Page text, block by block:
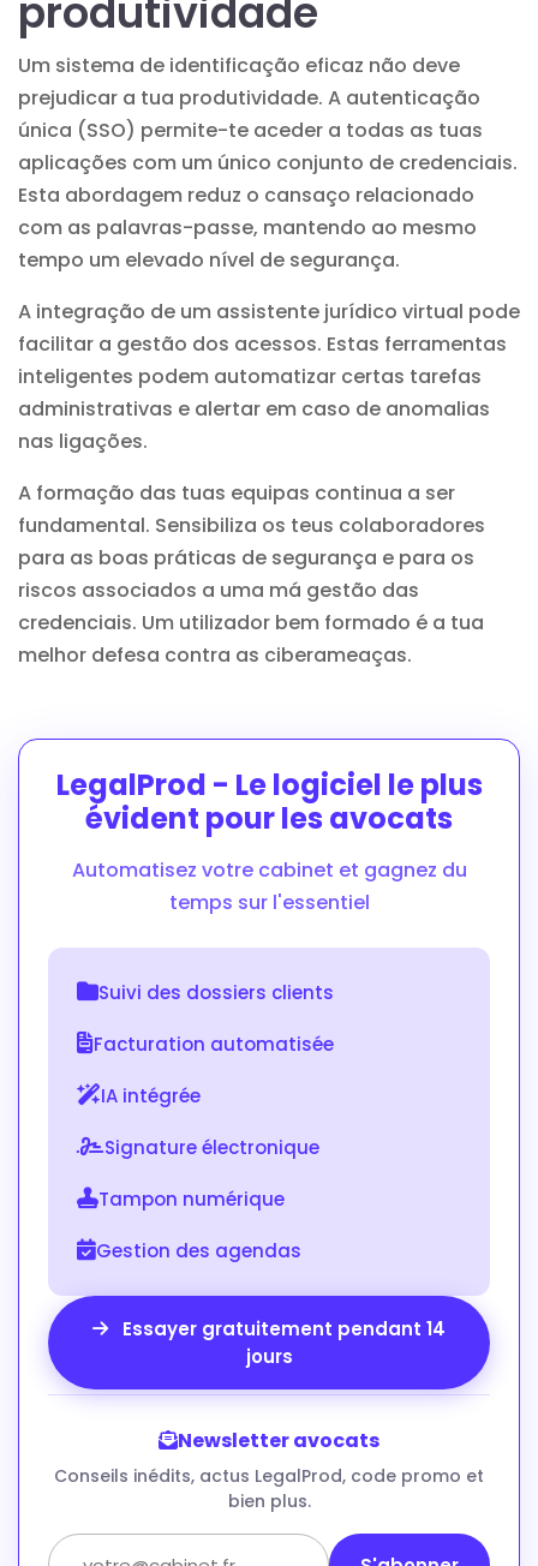
produtividade
Um sistema de identificação eficaz não deve
prejudicar a tua produtividade. A autenticação
única (SSO) permite-te aceder a todas as tuas
aplicações com um único conjunto de credenciais.
Esta abordagem reduz o cansaço relacionado
com as palavras-passe, mantendo ao mesmo
tempo um elevado nível de segurança.
A integração de um assistente jurídico virtual pode
facilitar a gestão dos acessos. Estas ferramentas
inteligentes podem automatizar certas tarefas
administrativas e alertar em caso de anomalias
nas ligações.
A formação das tuas equipas continua a ser
fundamental. Sensibiliza os teus colaboradores
para as boas práticas de segurança e para os
riscos associados a uma má gestão das
credenciais. Um utilizador bem formado é a tua
melhor defesa contra as ciberameaças.
LegalProd - Le logiciel le plus
évident pour les avocats
Automatisez votre cabinet et gagnez du
temps sur l'essentiel
Suivi des dossiers clients
Facturation automatisée
IA intégrée
Signature électronique
Tampon numérique
Gestion des agendas
Essayer gratuitement pendant 14
jours
Newsletter avocats
Conseils inédits, actus LegalProd, code promo et
bien plus.